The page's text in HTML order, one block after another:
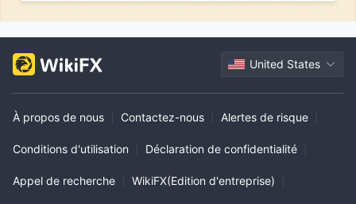
United States
À propos de nous Contactez-nous Alertes de risque
Conditions d'utilisation Déclaration de confidentialité
Appel de recherche WikiFX(Edition d'entreprise)